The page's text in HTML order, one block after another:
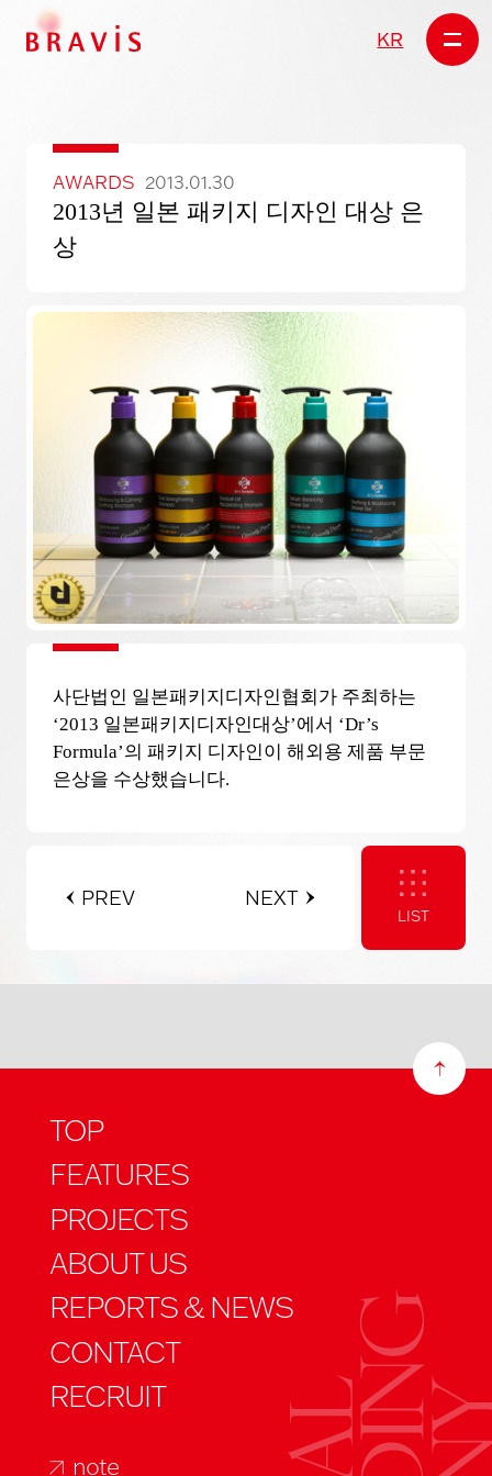
AWARDS 2013.01.30
2013년 일본 패키지 디자인 대상 은
상
사단법인 일본패키지디자인협회가 주최하는
‘2013 일본패키지디자인대상’에서 ‘Dr’s
Formula’의 패키지 디자인이 해외용 제품 부문
은상을 수상했습니다.
PREV NEXT
LIST
TOP
FEATURES
PROJECTS
ABOUT US
REPORTS & NEWS
CONTACT
RECRUIT
note
KR